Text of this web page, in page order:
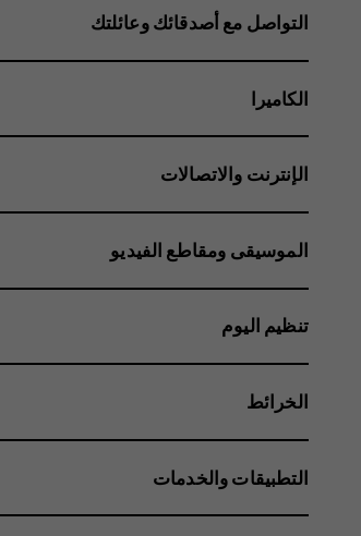
التواصل مع أصدقائك وعائلتك
الكاميرا
الإنترنت والاتصالات
الموسيقى ومقاطع الفيديو
تنظيم اليوم
الخرائط
التطبيقات والخدمات